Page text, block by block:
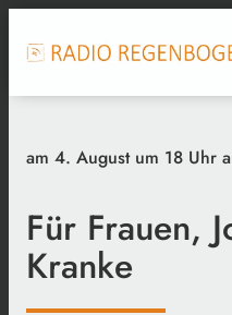
am 4. August um 18 Uhr
Für Frauen,
Kranke